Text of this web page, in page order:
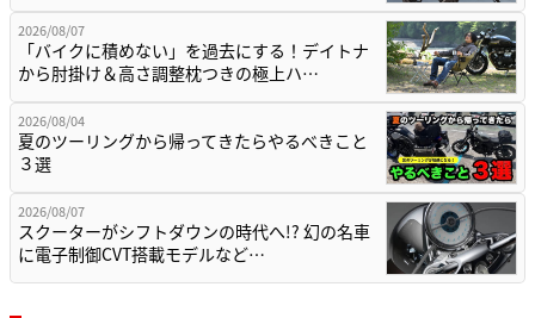
2026/08/07
「バイクに積めない」を過去にする！デイトナ
から肘掛け＆高さ調整枕つきの極上ハ…
2026/08/04
夏のツーリングから帰ってきたらやるべきこと
３選
2026/08/07
スクーターがシフトダウンの時代へ!? 幻の名車
に電子制御CVT搭載モデルなど…